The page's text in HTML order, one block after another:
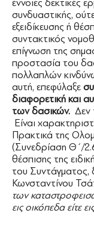
έννοιες δεκτικές
συνδυαστικής,
εξειδίκευσης ή
συντακτικός
επίγνωση της
προστασία του
πολλαπλών
αυτή, επεφύλαξε
διαφορετική και
των δασικών. Δεν
Είναι
Πρακτικά της
(Συνεδρίαση Θ΄/
θέσπισης της
του Συντάγματος,
Κωνσταντίνου
των
εις οικόπεδα είτε